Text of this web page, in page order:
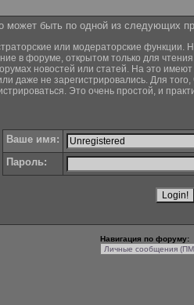
может быть по одной из следующих
или модераторские функции.
в форуме, открытом только для
новостей или статей. На это имеют
даже не зарегистрировались. Для
Это очень простой, и
Ваше имя:
Пароль:
Навигация по форуму: